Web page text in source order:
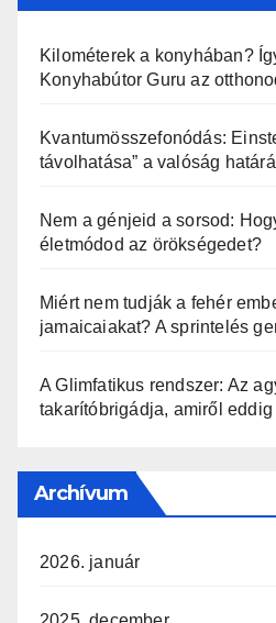
Kilométerek a konyhában?
Konyhabútor Guru az
Kvantumösszefonódás:
távolhatása” a valóság
Nem a génjeid a sorsod:
életmódod az örökségedet?
Miért nem tudják a fehér
jamaicaiakat? A sprintelés
A Glimfatikus rendszer: Az
takarítóbrigádja, amiről eddig
Archívum
2026. január